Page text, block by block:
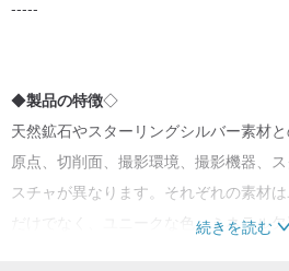
-----
◆製品の特徴◇
天然鉱石やスターリングシルバー素材と
原点、切削面、撮影環境、撮影機器、
スチャが異なります。それぞれの素材
だけでなく、ユニークな色、ミネラル
続きを読む